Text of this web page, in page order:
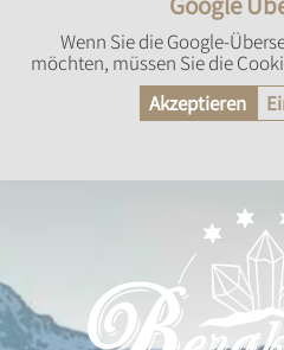
Wenn Sie die Google-
möchten, müssen Sie die
Akzeptieren